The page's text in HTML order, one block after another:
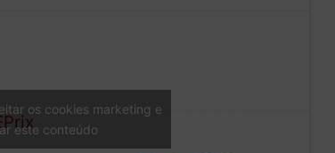
Championship
os cookies marketing e
este conteúdo